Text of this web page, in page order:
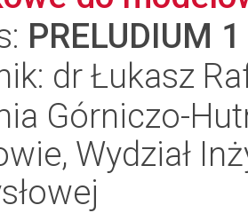
PRELUDIUM 1
dr Łukasz
Górniczo-
Wydział